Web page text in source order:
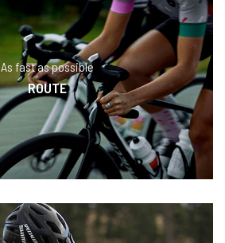
As fast as possible
ROUTE